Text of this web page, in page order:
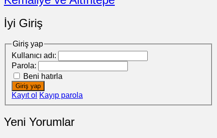
İyi Giriş
Giriş yap
Kullanıcı adı:
Parola:
Beni hatırla
Giriş yap
Kayıt ol Kayıp parola
Yeni Yorumlar